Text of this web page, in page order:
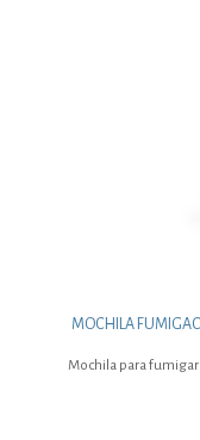
MOCHILA
Mochila para fumigar